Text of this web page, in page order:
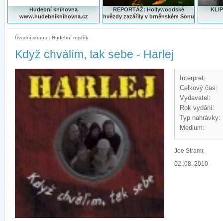
Hudební knihovna
www.hudebniknihovna.cz
REPORTÁŽ: Hollywoodské
hvězdy zazářily v brněnském Sonu
Úvodní strana | Hudební rejstřík
Když chválím, tak sebe - Harlej
Interpret:
Celkový čas:
Vydavatel:
Rok vydání:
Typ nahrávky:
Medium:
Joe Stramr,
02. 08. 2010